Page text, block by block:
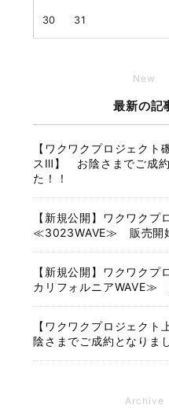
30 31
New
最新の記
【ワクワクプロジェクト
スⅢ】 お陰さまでご成
た！！
【新規公開】ワクワクプ
≪3023WAVE≫ 販売開
【新規公開】ワクワク
カリフォルニアWAVE≫
【ワクワクプロジェク
陰さまでご成約となりま
Archive